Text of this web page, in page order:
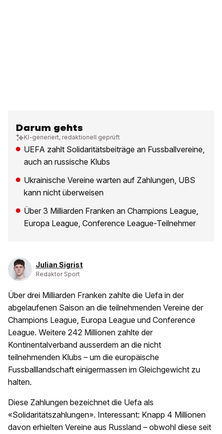
Darum gehts
KI-generiert, redaktionell geprüft
UEFA zahlt Solidaritätsbeiträge an Fussballvereine,
auch an russische Klubs
Ukrainische Vereine warten auf Zahlungen, UBS
kann nicht überweisen
Über 3 Milliarden Franken an Champions League,
Europa League, Conference League-Teilnehmer
Julian Sigrist
Redaktor Sport
Über drei Milliarden Franken zahlte die Uefa in der
abgelaufenen Saison an die teilnehmenden Vereine der
Champions League, Europa League und Conference
League. Weitere 242 Millionen zahlte der
Kontinentalverband ausserdem an die nicht
teilnehmenden Klubs – um die europäische
Fussballlandschaft einigermassen im Gleichgewicht zu
halten.
Diese Zahlungen bezeichnet die Uefa als
«Solidaritätszahlungen». Interessant: Knapp 4 Millionen
davon erhielten Vereine aus Russland – obwohl diese seit